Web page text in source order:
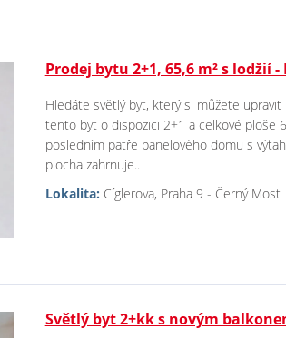
Prodej bytu 2+1, 65,6 m² s lodžií -
Hledáte světlý byt, který si můžete
tento byt o dispozici 2+1 a celkové ploše
posledním patře panelového domu s
plocha zahrnuje..
Lokalita: Cíglerova, Praha 9 - Černý Most
Světlý byt 2+kk s novým